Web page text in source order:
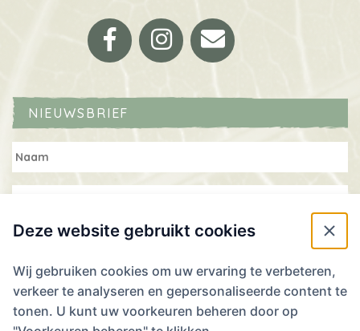
Facebook
Instagram
Email
NIEUWSBRIEF
WIL JE RESERVEREN? WE ZIEN JE GRAAG!
Deze website gebruikt cookies
Wij gebruiken cookies om uw ervaring te verbeteren,
verkeer te analyseren en gepersonaliseerde content te
tonen. U kunt uw voorkeuren beheren door op